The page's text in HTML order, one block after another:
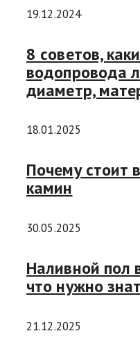
19.12.2024
8 советов,
водопровода
диаметр,
18.01.2025
Почему стоит
камин
30.05.2025
Наливной пол
что нужно
21.12.2025